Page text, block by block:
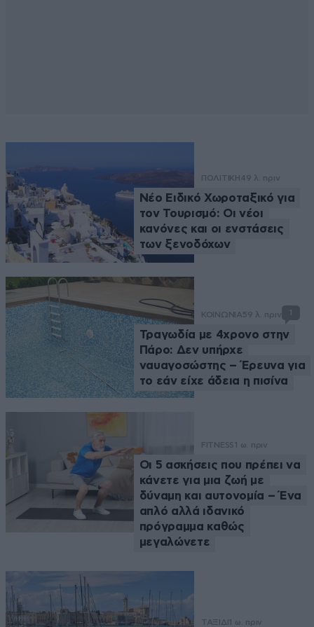
ΠΟΛΙΤΙΚΗ49 λ. πριν
Νέο Ειδικό Χωροταξικό για
τον Τουρισμό: Οι νέοι
κανόνες και οι ενστάσεις
των ξενοδόχων
ΚΟΙΝΩΝΙΑ59 λ. πριν 1
Τραγωδία με 4χρονο στην
Πάρο: Δεν υπήρχε
ναυαγοσώστης – Έρευνα για
το εάν είχε άδεια η πισίνα
FITNESS 1 ω. πριν
Οι 5 ασκήσεις που πρέπει να
κάνετε για μια ζωή με
δύναμη και αυτονομία – Ένα
απλό αλλά ιδανικό
πρόγραμμα καθώς
μεγαλώνετε
ΤΑΞΙΔΙ 1 ω. πριν